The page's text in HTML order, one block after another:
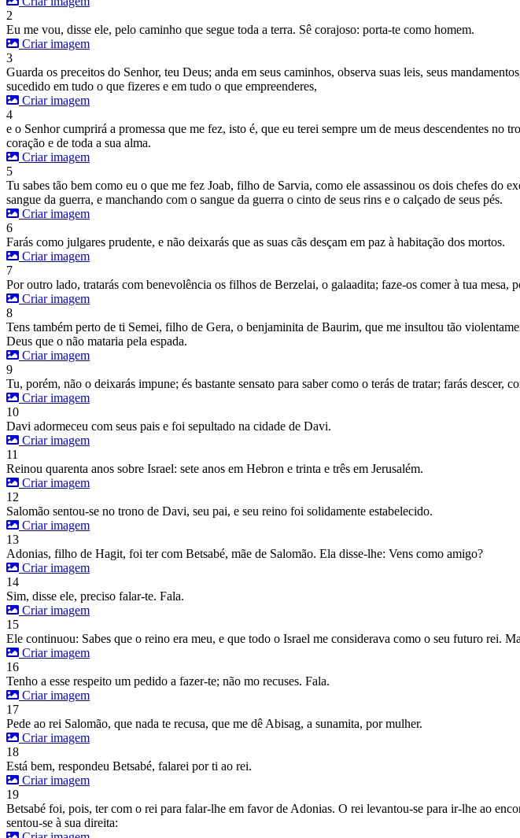
2
Eu me vou, disse ele, pelo caminho que segue toda a terra. Sê corajoso: porta-te como homem.
Criar imagem
3
Guarda os preceitos do Senhor, teu Deus; anda em seus caminhos, observa suas leis, seus
sucedido em tudo o que fizeres e em tudo o que empreenderes,
Criar imagem
4
e o Senhor cumprirá a promessa que me fez, isto é, que eu terei sempre um de meus descendentes
coração e de toda a sua alma.
Criar imagem
5
Tu sabes tão bem como eu o que me fez Joab, filho de Sarvia, como ele assassinou os dois chefes
sangue da guerra, e manchando com o sangue da guerra o cinto de seus rins e o calçado de seus pés.
Criar imagem
6
Farás como julgares prudente, e não deixarás que as suas cãs desçam em paz à habitação dos mortos.
Criar imagem
7
Por outro lado, tratarás com benevolência os filhos de Berzelai, o galaadita; faze-os comer à tua
Criar imagem
8
Tens também perto de ti Semei, filho de Gera, o benjaminita de Baurim, que me insultou tão
Deus que o não mataria pela espada.
Criar imagem
9
Tu, porém, não o deixarás impune; és bastante sensato para saber como o terás de tratar; farás descer,
Criar imagem
10
Davi adormeceu com seus pais e foi sepultado na cidade de Davi.
Criar imagem
11
Reinou quarenta anos sobre Israel: sete anos em Hebron e trinta e três em Jerusalém.
Criar imagem
12
Salomão sentou-se no trono de Davi, seu pai, e seu reino foi solidamente estabelecido.
Criar imagem
13
Adonias, filho de Hagit, foi ter com Betsabé, mãe de Salomão. Ela disse-lhe: Vens como amigo?
Criar imagem
14
Sim, disse ele, preciso falar-te. Fala.
Criar imagem
15
Ele continuou: Sabes que o reino era meu, e que todo o Israel me considerava como o seu futuro rei.
Criar imagem
16
Tenho a esse respeito um pedido a fazer-te; não mo recuses. Fala.
Criar imagem
17
Pede ao rei Salomão, que nada te recusa, que me dê Abisag, a sunamita, por mulher.
Criar imagem
18
Está bem, respondeu Betsabé, falarei por ti ao rei.
Criar imagem
19
Betsabé foi, pois, ter com o rei para falar-lhe em favor de Adonias. O rei levantou-se para ir-lhe ao
sentou-se à sua direita: